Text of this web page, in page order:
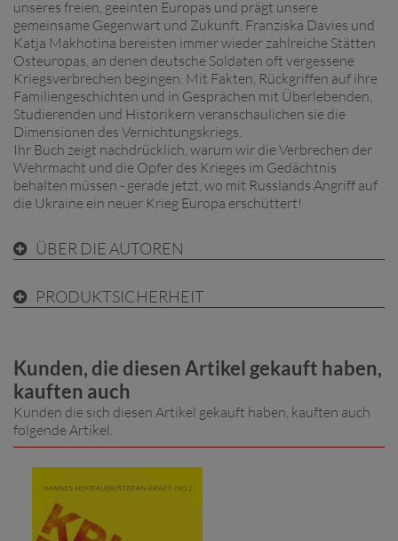
unseres freien, geeinten Europas und prägt unsere
gemeinsame Gegenwart und Zukunft. Franziska Davies und
Katja Makhotina bereisten immer wieder zahlreiche Stätten
Osteuropas, an denen deutsche Soldaten oft vergessene
Kriegsverbrechen begingen. Mit Fakten, Rückgriffen auf ihre
Familiengeschichten und in Gesprächen mit Überlebenden,
Studierenden und Historikern veranschaulichen sie die
Dimensionen des Vernichtungskriegs.
Ihr Buch zeigt nachdrücklich, warum wir die Verbrechen der
Wehrmacht und die Opfer des Krieges im Gedächtnis
behalten müssen - gerade jetzt, wo mit Russlands Angriff auf
die Ukraine ein neuer Krieg Europa erschüttert!
ÜBER DIE AUTOREN
PRODUKTSICHERHEIT
Kunden, die diesen Artikel gekauft haben,
kauften auch
Kunden die sich diesen Artikel gekauft haben, kauften auch
folgende Artikel.